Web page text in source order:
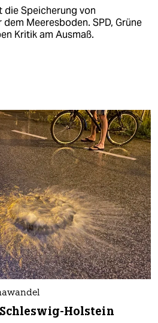
die Speicherung von
Meeresboden. SPD, Grüne
Kritik am Ausmaß.
Holstein